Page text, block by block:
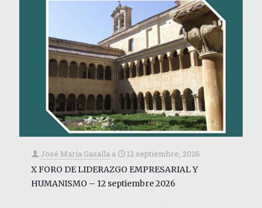
José María Gasalla a
12 septiembre, 2026
X FORO DE LIDERAZGO EMPRESARIAL Y
HUMANISMO – 12 septiembre 2026